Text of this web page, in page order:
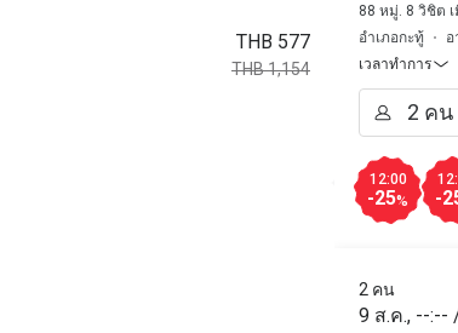
THB 577
THB 1,154
88 หมู่. 8 วิชิต
อำเภอกะทู้
เวลาทำการ
12:00
-25% -
2 คน
9 ส.ค., --:--